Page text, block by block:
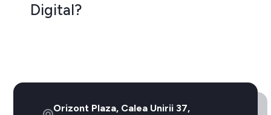
Digital?
Orizont Plaza, Calea Unirii 37,